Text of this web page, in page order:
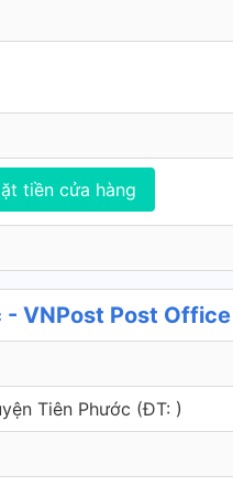
tiền cửa hàng
VNPost Post Office
Tiên Phước (ÐT: )